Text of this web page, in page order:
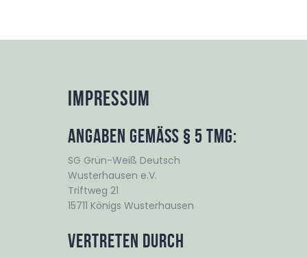
Sponsoren
Impressum
Impressum
Angaben gemäß § 5 TMG:
SG Grün-Weiß Deutsch
Wusterhausen e.V.
Triftweg 21
15711 Königs Wusterhausen
Vertreten durch